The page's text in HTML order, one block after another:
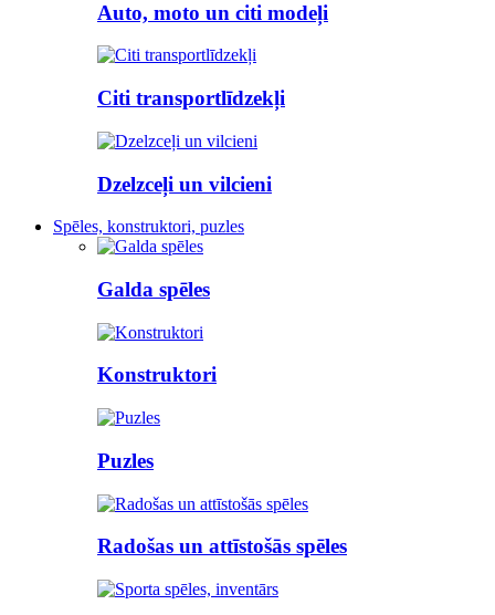
Auto, moto un citi modeļi
Citi transportlīdzekļi
Dzelzceļi un vilcieni
Spēles, konstruktori, puzles
Galda spēles
Konstruktori
Puzles
Radošas un attīstošās spēles